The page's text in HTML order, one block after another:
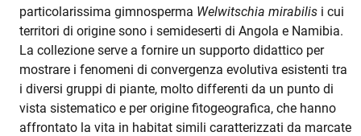
particolarissima gimnosperma Welwitschia mirabilis i cui
territori di origine sono i semideserti di Angola e Namibia.
La collezione serve a fornire un supporto didattico per
mostrare i fenomeni di convergenza evolutiva esistenti tra
i diversi gruppi di piante, molto differenti da un punto di
vista sistematico e per origine fitogeografica, che hanno
affrontato la vita in habitat simili caratterizzati da marcate